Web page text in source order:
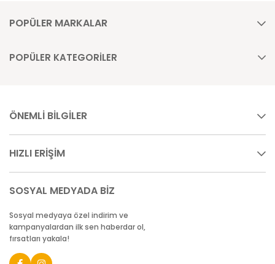
POPÜLER MARKALAR
POPÜLER KATEGORİLER
ÖNEMLİ BİLGİLER
HIZLI ERİŞİM
SOSYAL MEDYADA BİZ
Sosyal medyaya özel indirim ve
kampanyalardan ilk sen haberdar ol,
fırsatları yakala!